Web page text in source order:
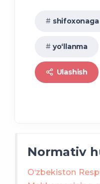
xavf
yo‘llanma
Ulashish
Normativ
O‘zbekiston